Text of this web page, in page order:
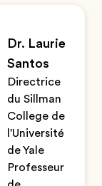
Dr. Laurie
Santos
Directrice
du Sillman
College de
l'Université
de Yale
Professeur